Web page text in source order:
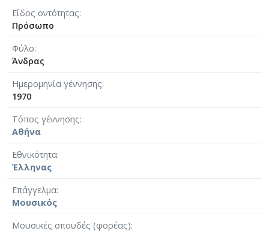
Είδος οντότητας
Πρόσωπο
Φύλο
Άνδρας
Ημερομηνία γέννησης
1970
Τόπος γέννησης
Αθήνα
Εθνικότητα
Έλληνας
Επάγγελμα
Μουσικός
Μουσικές σπουδές (φορέας)